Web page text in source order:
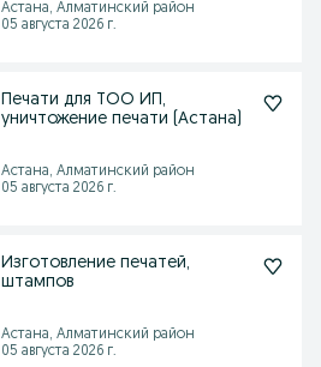
Астана, Алматинский район
05 августа 2026 г.
Печати для ТОО ИП,
уничтожение печати (Астана)
Астана, Алматинский район
05 августа 2026 г.
Изготовление печатей,
штампов
Астана, Алматинский район
05 августа 2026 г.